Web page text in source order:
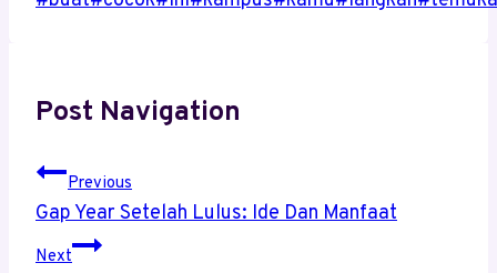
Post Navigation
Previous
Gap Year Setelah Lulus: Ide Dan Manfaat
Next